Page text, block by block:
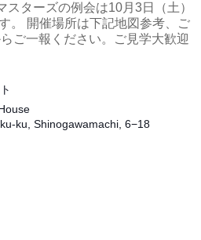
ターズの例会は10月3日（土）
。 開催場所は下記地図参考、ご
ご一報ください。ご見学大歓迎
ku, Shinogawamachi, 6−18